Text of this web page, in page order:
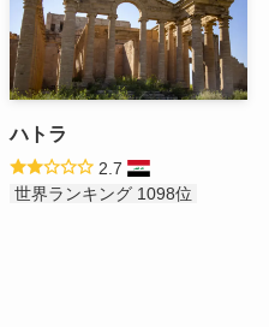
ハトラ
2.7
世界ランキング 1098位